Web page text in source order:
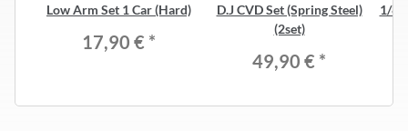
Low Arm Set 1 Car (Hard)
17,90 € *
D.J CVD Set (Spring Steel)
(2set)
49,90 € *
1/8